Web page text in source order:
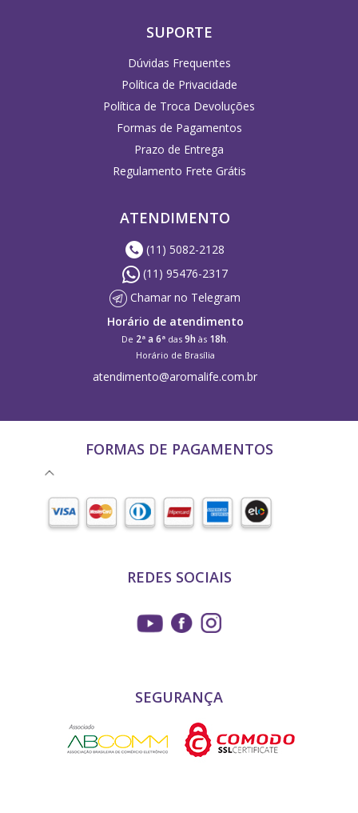
SUPORTE
Dúvidas Frequentes
Política de Privacidade
Política de Troca Devoluções
Formas de Pagamentos
Prazo de Entrega
Regulamento Frete Grátis
ATENDIMENTO
(11) 5082-2128
(11) 95476-2317
Chamar no Telegram
Horário de atendimento
De 2ª a 6ª das 9h às 18h
Horário de Brasília
atendimento@aromalife.com.br
FORMAS DE PAGAMENTOS
REDES SOCIAIS
SEGURANÇA